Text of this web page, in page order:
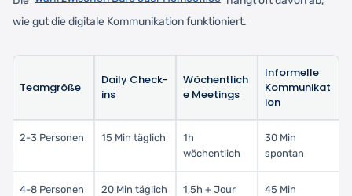
wie gut die digitale Kommunikation funktioniert.
Teamgröße
Daily Check-
ins
Wöchentlich
e Meetings
Informelle
Kommunikat
ion
2-3 Personen 15 Min täglich
1h
wöchentlich
30 Min
spontan
4-8 Personen 20 Min täglich
1,5h + Jour
45 Min